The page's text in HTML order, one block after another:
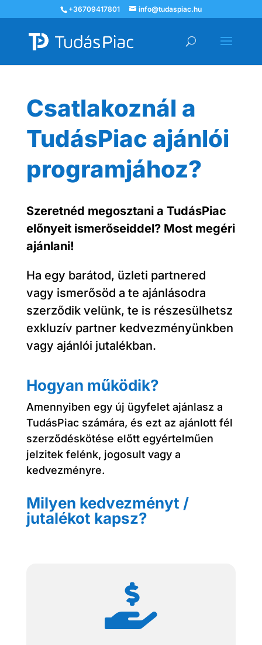
+36709417801 info@tudaspiac.hu
Csatlakoznál a
TudásPiac ajánlói
programjához?
Szeretnéd megosztani a TudásPiac
előnyeit ismerőseiddel? Most megéri
ajánlani!
Ha egy barátod, üzleti partnered
vagy ismerősöd a te ajánlásodra
szerződik velünk, te is részesülhetsz
exkluzív partner kedvezményünkben
vagy ajánlói jutalékban.
Hogyan működik?
Amennyiben egy új ügyfelet ajánlasz a
TudásPiac számára, és ezt az ajánlott fél
szerződéskötése előtt egyértelműen
jelzitek felénk, jogosult vagy a
kedvezményre.
Milyen kedvezményt /
jutalékot kapsz?
